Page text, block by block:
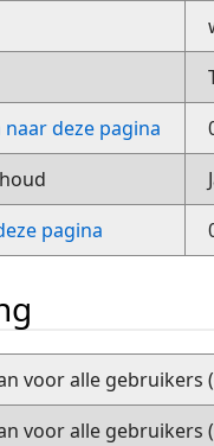
deze pagina
pagina
voor alle gebruikers
voor alle gebruikers